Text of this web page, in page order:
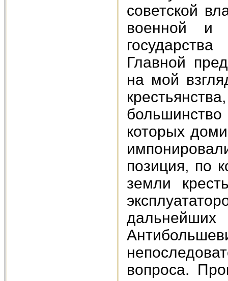
советской
военной и
Главной
на мой
которых
позиция, по
земли
вопроса.